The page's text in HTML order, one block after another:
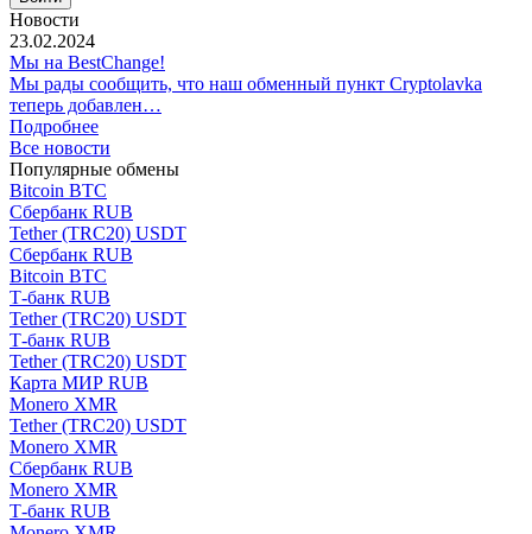
Новости
23.02.2024
Мы на BestChange!
Мы рады сообщить, что наш обменный пункт Cryptolavka
теперь добавлен…
Подробнее
Все новости
Популярные обмены
Bitcoin BTC
Сбербанк RUB
Tether (TRC20) USDT
Сбербанк RUB
Bitcoin BTC
Т-банк RUB
Tether (TRC20) USDT
Т-банк RUB
Tether (TRC20) USDT
Карта МИР RUB
Monero XMR
Tether (TRC20) USDT
Monero XMR
Сбербанк RUB
Monero XMR
Т-банк RUB